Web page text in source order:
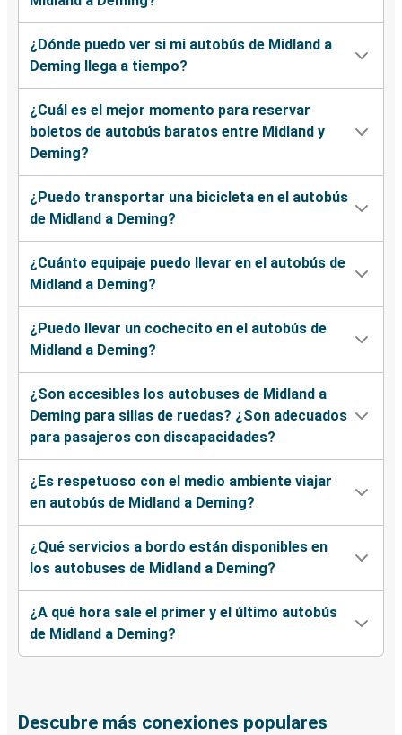
¿Dónde puedo ver si mi autobús de Midland a
Deming llega a tiempo?
¿Cuál es el mejor momento para reservar
boletos de autobús baratos entre Midland y
Deming?
¿Puedo transportar una bicicleta en el autobús
de Midland a Deming?
¿Cuánto equipaje puedo llevar en el autobús de
Midland a Deming?
¿Puedo llevar un cochecito en el autobús de
Midland a Deming?
¿Son accesibles los autobuses de Midland a
Deming para sillas de ruedas? ¿Son adecuados
para pasajeros con discapacidades?
¿Es respetuoso con el medio ambiente viajar
en autobús de Midland a Deming?
¿Qué servicios a bordo están disponibles en
los autobuses de Midland a Deming?
¿A qué hora sale el primer y el último autobús
de Midland a Deming?
Descubre más conexiones populares